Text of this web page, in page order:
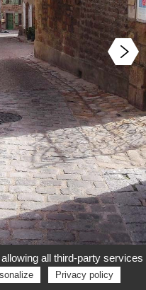
Politique de cookies
all third-party services
Privacy policy